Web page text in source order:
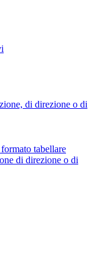
di direzione o di
tabellare
di direzione o di